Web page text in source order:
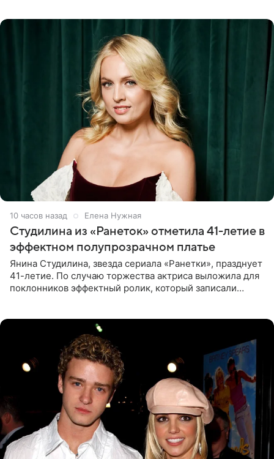
10 часов назад Елена Нужная
Студилина из «Ранеток» отметила 41-летие в
эффектном полупрозрачном платье
Янина Студилина, звезда сериала «Ранетки», празднует
41-летие. По случаю торжества актриса выложила для
поклонников эффектный ролик, который записали